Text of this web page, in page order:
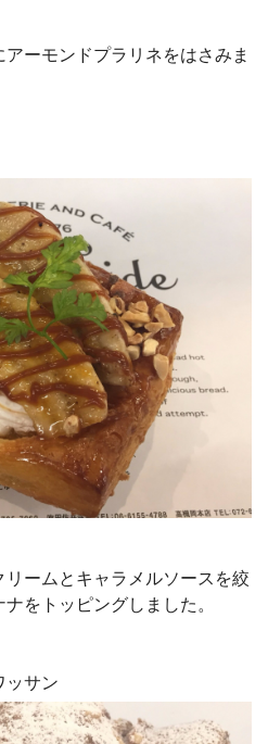
ーモンドプラリネをはさみま
ームとキャラメルソースを絞
をトッピングしました。
ッサン